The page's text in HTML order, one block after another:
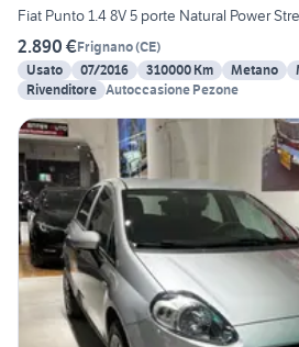
Fiat Punto 1.4 8V 5 porte Natural Power
2.890 €Frignano(CE)
Usato
07/2016 310000 Km Metano
Rivenditore Autoccasione Pezone